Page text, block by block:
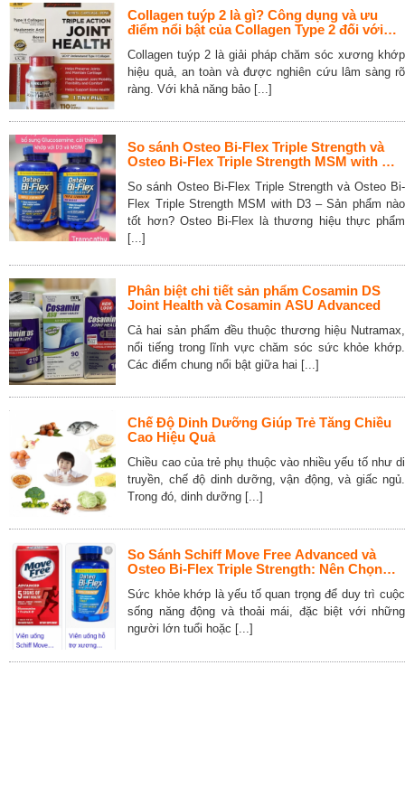
Collagen tuýp 2 là gì? Công dụng và ưu
điểm nổi bật của Collagen Type 2 đối với
Collagen tuýp 2 là giải pháp chăm sóc xương khớp
hiệu quả, an toàn và được nghiên cứu lâm sàng rõ
ràng. Với khả năng bảo [...]
So sánh Osteo Bi-Flex Triple Strength và
Osteo Bi-Flex Triple Strength MSM with D3
So sánh Osteo Bi-Flex Triple Strength và Osteo Bi-
Flex Triple Strength MSM with D3 – Sản phẩm nào
tốt hơn? Osteo Bi-Flex là thương hiệu thực phẩm
[...]
Phân biệt chi tiết sản phẩm Cosamin DS
Joint Health và Cosamin ASU Advanced
Cả hai sản phẩm đều thuộc thương hiệu Nutramax,
nổi tiếng trong lĩnh vực chăm sóc sức khỏe khớp.
Các điểm chung nổi bật giữa hai [...]
Chế Độ Dinh Dưỡng Giúp Trẻ Tăng Chiều
Cao Hiệu Quả
Chiều cao của trẻ phụ thuộc vào nhiều yếu tố như di
truyền, chế độ dinh dưỡng, vận động, và giấc ngủ.
Trong đó, dinh dưỡng [...]
So Sánh Schiff Move Free Advanced và
Osteo Bi-Flex Triple Strength: Nên Chọn
Sức khỏe khớp là yếu tố quan trọng để duy trì cuộc
sống năng động và thoải mái, đặc biệt với những
người lớn tuổi hoặc [...]